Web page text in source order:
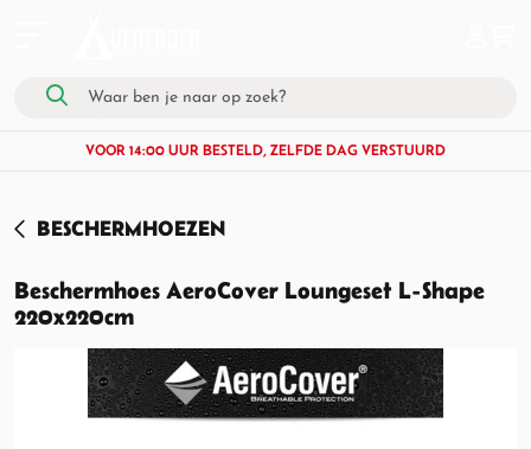
VOOR 14:00 UUR BESTELD, ZELFDE DAG VERSTUURD
BESCHERMHOEZEN
Beschermhoes AeroCover Loungeset L-Shape
220x220cm